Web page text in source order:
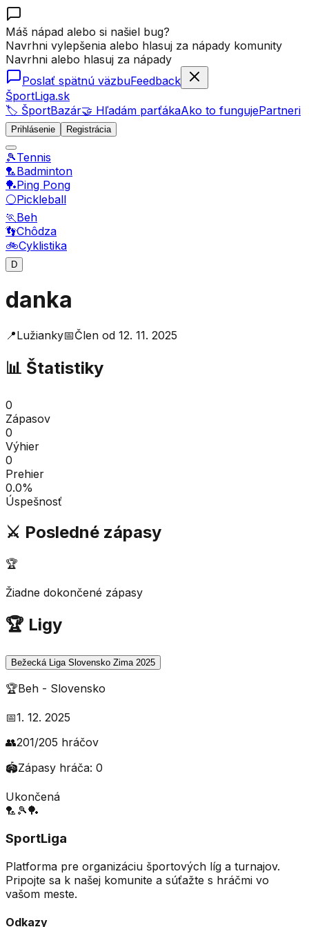
Máš nápad alebo si našiel bug?
Navrhni vylepšenia alebo hlasuj za nápady komunity
Navrhni alebo hlasuj za nápady
Poslať spätnú väzbuFeedback
ŠportLiga.sk
🏷️ ŠportBazár🤝 Hľadám parťákaAko to fungujePartneri
Prihlásenie Registrácia
🎾Tennis
🏸Badminton
🏓Ping Pong
⚪Pickleball
🏃Beh
👣Chôdza
🚲Cyklistika
D
danka
📍Lužianky📅Člen od 12. 11. 2025
📊 Štatistiky
0
Zápasov
0
Výhier
0
Prehier
0.0%
Úspešnosť
⚔️ Posledné zápasy
🏆
Žiadne dokončené zápasy
🏆 Ligy
Bežecká Liga Slovensko Zima 2025
🏆Beh - Slovensko
📅1. 12. 2025
👥201/205 hráčov
🏟️Zápasy hráča: 0
Ukončená
🏸 🎾🏓
SportLiga
Platforma pre organizáciu športových líg a turnajov.
Pripojte sa k našej komunite a súťažte s hráčmi vo
vašom meste.
Odkazy